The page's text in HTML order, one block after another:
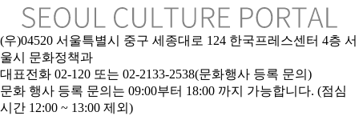
(우)04520 서울특별시 중구 세종대로 124 한국프레스센터 4층 서
울시 문화정책과
대표전화 02-120 또는 02-2133-2538(문화행사 등록 문의)
문화 행사 등록 문의는 09:00부터 18:00 까지 가능합니다. (점심
시간 12:00 ~ 13:00 제외)